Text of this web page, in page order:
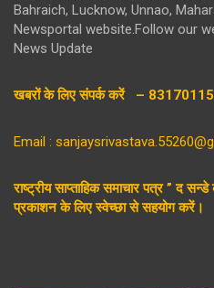
Bahraich, Lucknow, Unnao,
Newsportal website.Follow our
News Update
खबरों के लिए संपर्क करें –
Email :
राष्ट्रीय साप्ताहिक समाचार पत्र ” द
प्रकाशन के लिए स्वेच्छा से सहयोग करें।